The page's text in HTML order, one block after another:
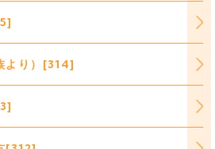
より）[314]